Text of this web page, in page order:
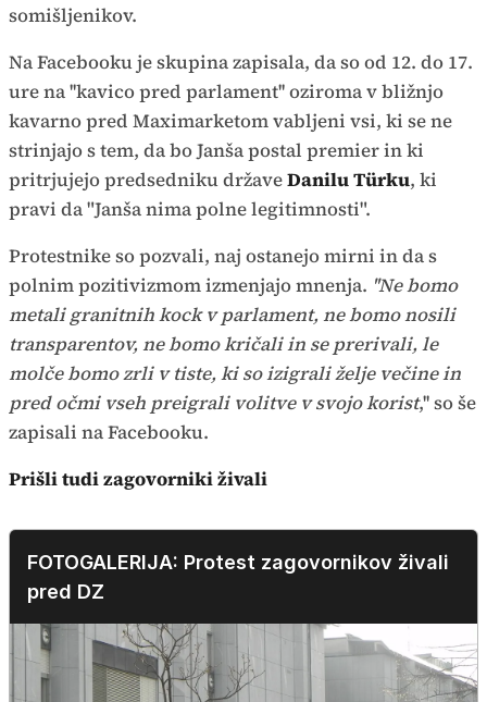
somišljenikov.
Na Facebooku je skupina zapisala, da so od 12. do 17.
ure na ''kavico pred parlament'' oziroma v bližnjo
kavarno pred Maximarketom vabljeni vsi, ki se ne
strinjajo s tem, da bo Janša postal premier in ki
pritrjujejo predsedniku državeDanilu Türku, ki
pravi da "Janša nima polne legitimnosti".
Protestnike so pozvali, naj ostanejo mirni in da s
polnim pozitivizmom izmenjajo mnenja. ''Ne bomo
metali granitnih kock v parlament, ne bomo nosili
transparentov, ne bomo kričali in se prerivali, le
molče bomo zrli v tiste, ki so izigrali želje večine in
pred očmi vseh preigrali volitve v svojo korist,'' so še
zapisali na Facebooku.
Prišli tudi zagovorniki živali
FOTOGALERIJA: Protest zagovornikov živali
pred DZ